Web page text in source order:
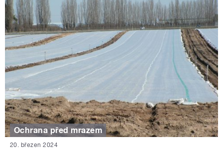
Ochrana před mrazem
20. březen 2024